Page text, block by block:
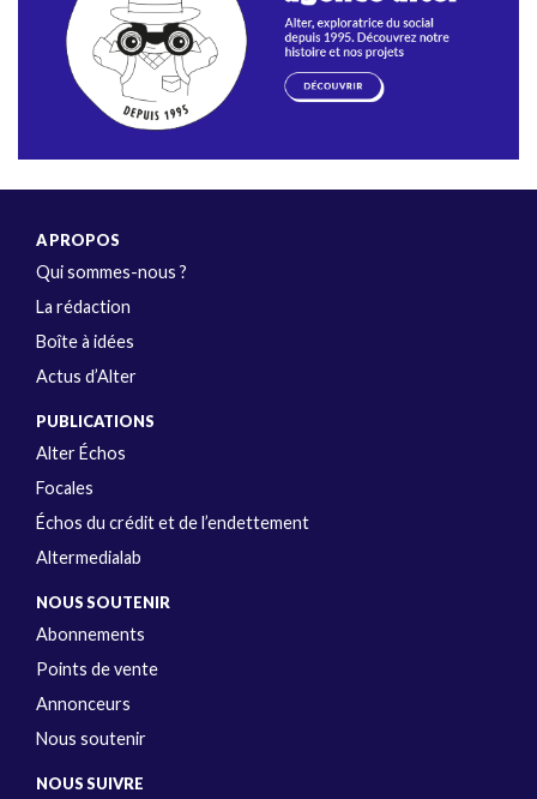
A PROPOS
Qui sommes-nous ?
La rédaction
Boîte à idées
Actus d’Alter
PUBLICATIONS
Alter Échos
Focales
Échos du crédit et de l’endettement
Altermedialab
NOUS SOUTENIR
Abonnements
Points de vente
Annonceurs
Nous soutenir
NOUS SUIVRE